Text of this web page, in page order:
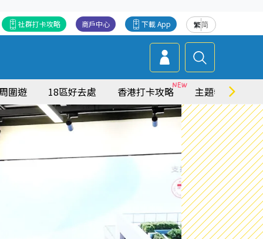
繁简
下載 App
商戶中心
社群打卡攻略
圍遊 18區好去處 香港打卡攻略 主題特集